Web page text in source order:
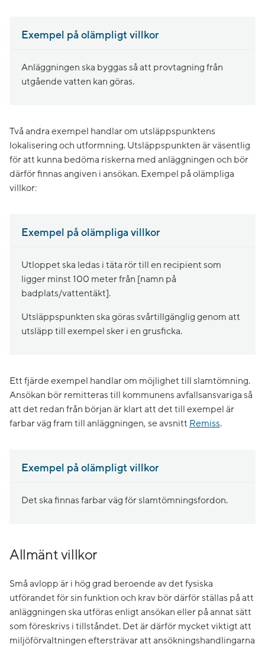
Exempel på olämpligt villkor
Anläggningen ska byggas så att provtagning från
utgående vatten kan göras.
Två andra exempel handlar om utsläppspunktens
lokalisering och utformning. Utsläppspunkten är väsentlig
för att kunna bedöma riskerna med anläggningen och bör
därför finnas angiven i ansökan. Exempel på olämpliga
villkor:
Exempel på olämpliga villkor
Utloppet ska ledas i täta rör till en recipient som
ligger minst 100 meter från [namn på
badplats/vattentäkt].
Utsläppspunkten ska göras svårtillgänglig genom att
utsläpp till exempel sker i en grusficka.
Ett fjärde exempel handlar om möjlighet till slamtömning.
Ansökan bör remitteras till kommunens avfallsansvariga så
att det redan från början är klart att det till exempel är
farbar väg fram till anläggningen, se avsnitt Remiss.
Exempel på olämpligt villkor
Det ska finnas farbar väg för slamtömningsfordon.
Allmänt villkor
Små avlopp är i hög grad beroende av det fysiska
utförandet för sin funktion och krav bör därför ställas på att
anläggningen ska utföras enligt ansökan eller på annat sätt
som föreskrivs i tillståndet. Det är därför mycket viktigt att
miljöförvaltningen eftersträvar att ansökningshandlingarna